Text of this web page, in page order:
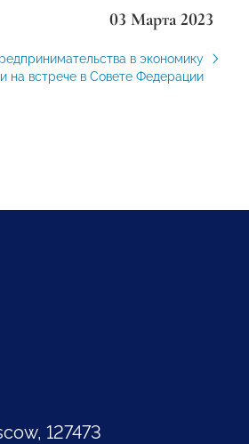
03 Марта 2023
в экономику
на встрече в Совете Федерации
127473